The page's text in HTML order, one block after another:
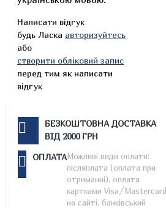
Написати відгук
будь Ласка авторизуйтесь
або
створити обліковий запис
перед тим як написати
відгук
БЕЗКОШТОВНА ДОСТАВКА
ВІД 2000 ГРН
ОПЛАТАМожливі види оплати:
післяплата (оплата при
отриманні), оплата
картками Visa/Mastercard
на сайті, банківський